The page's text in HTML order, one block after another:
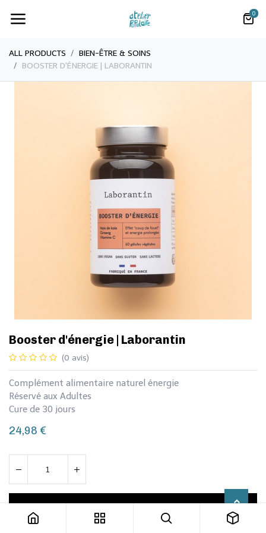
0
ALL PRODUCTS
​​​BIEN-ÊTRE & SOINS
BOOSTER D'ÉNERGIE | LABORANTIN
Booster d'énergie | Laborantin
(0 avis)
Complément alimentaire naturel énergie
Réservé aux Adultes
Cure de 30 jours
24,98 €